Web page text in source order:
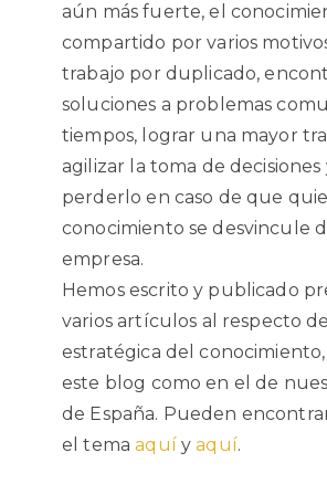
aún más fuerte, el
compartido por varios
trabajo por duplicado,
soluciones a problemas
tiempos, lograr una mayor
agilizar la toma de decisiones
perderlo en caso de que
conocimiento se desvincule
empresa.
Hemos escrito y publicado
varios artículos al respecto
estratégica del
este blog como en el de
de España. Pueden
el temaaquí yaquí.